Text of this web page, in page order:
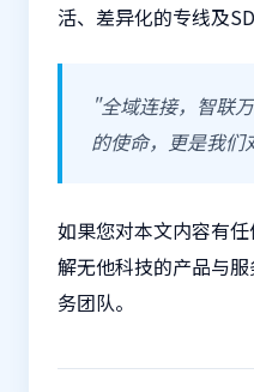
活、差异化的专线及
"全域连接，智联
的使命，更是我们
如果您对本文内容有
解无他科技的产品与
务团队。